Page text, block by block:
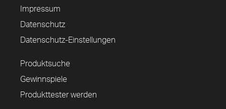
Impressum
Datenschutz
Datenschutz-Einstellungen
Produktsuche
Gewinnspiele
Produkttester werden